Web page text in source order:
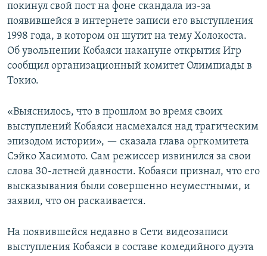
покинул свой пост на фоне скандала из-за
появившейся в интернете записи его выступления
1998 года, в котором он шутит на тему Холокоста.
Об увольнении Кобаяси накануне открытия Игр
сообщил организационный комитет Олимпиады в
Токио.
«Выяснилось, что в прошлом во время своих
выступлений Кобаяси насмехался над трагическим
эпизодом истории», — сказала глава оргкомитета
Сэйко Хасимото. Сам режиссер извинился за свои
слова 30-летней давности. Кобаяси признал, что его
высказывания были совершенно неуместными, и
заявил, что он раскаивается.
На появившейся недавно в Сети видеозаписи
выступления Кобаяси в составе комедийного дуэта